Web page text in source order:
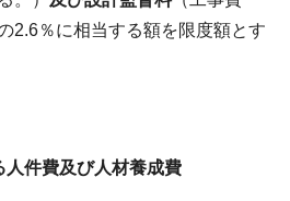
2.6％に相当する額を限度額とす
件費及び人材養成費